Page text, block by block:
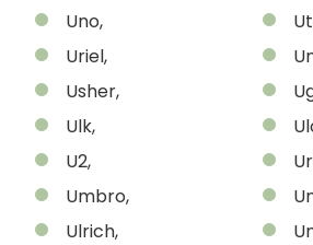
Uno,
Uriel,
Usher,
Ulk,
U2,
Umbro,
Ulrich,